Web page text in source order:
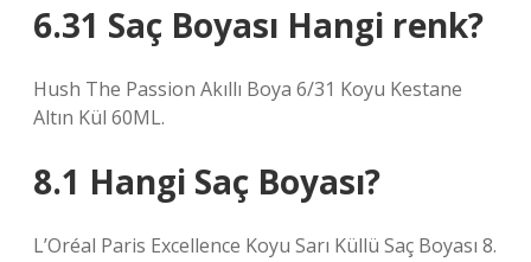
6.31 Saç Boyası Hangi renk?
Hush The Passion Akıllı Boya 6/31 Koyu Kestane
Altın Kül 60ML.
8.1 Hangi Saç Boyası?
L’Oréal Paris Excellence Koyu Sarı Küllü Saç Boyası 8.